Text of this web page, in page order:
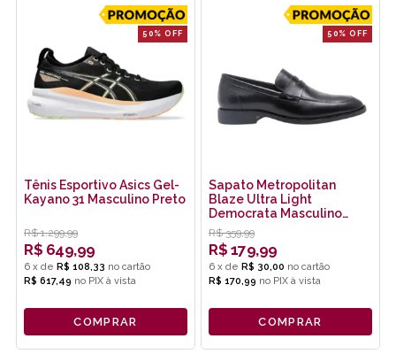
50% OFF
Tênis Esportivo Asics Gel-
Kayano 31 Masculino Preto
R$ 1.299,99
R$ 649,99
6 x de R$ 108,33
R$ 617,49 no PIX
COMPRAR
50% OFF
Sapato Metropolitan
Blaze Ultra Light
Democrata Masculino
Preto
R$ 359,99
R$ 179,99
6 x de R$ 30,00
R$ 170,99 no PIX
COMPRAR